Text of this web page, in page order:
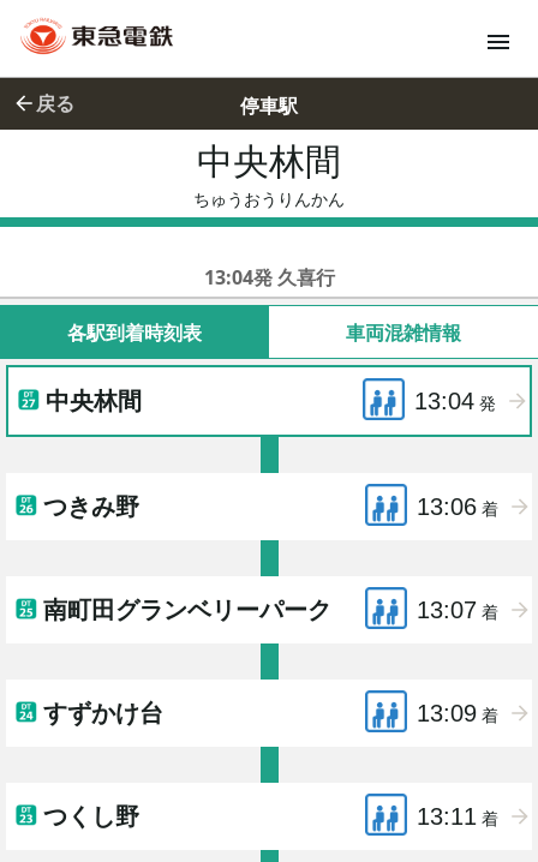
戻る 停車駅
中央林間
ちゅうおうりんかん
13:04発 久喜行
各駅到着時刻表 車両混雑情報
中央林間 13:04 発
つきみ野 13:06 着
南町田グランベリーパーク 13:07 着
すずかけ台 13:09 着
つくし野 13:11 着